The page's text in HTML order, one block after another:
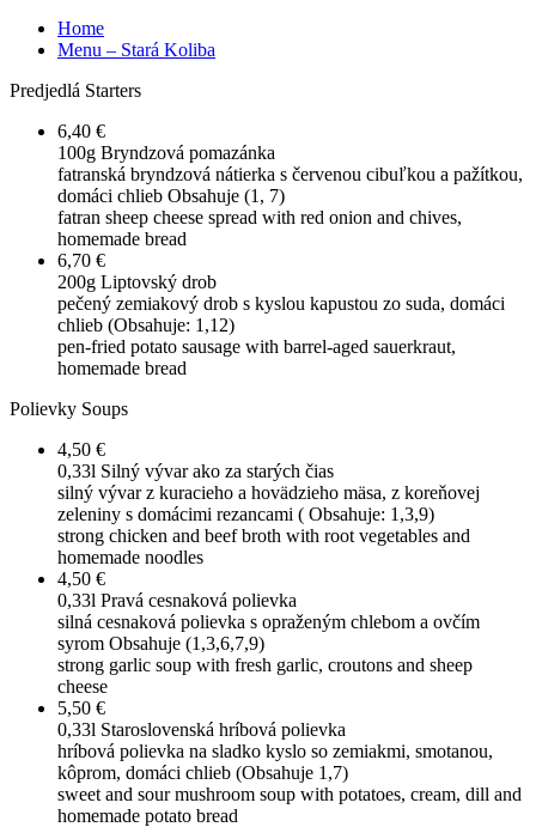
Home
Menu – Stará Koliba
Predjedlá Starters
6,40 €
100g Bryndzová pomazánka
fatranská bryndzová nátierka s červenou cibuľkou a pažítkou,
domáci chlieb Obsahuje (1, 7)
fatran sheep cheese spread with red onion and chives,
homemade bread
6,70 €
200g Liptovský drob
pečený zemiakový drob s kyslou kapustou zo suda, domáci
chlieb (Obsahuje: 1,12)
pen-fried potato sausage with barrel-aged sauerkraut,
homemade bread
Polievky Soups
4,50 €
0,33l Silný vývar ako za starých čias
silný vývar z kuracieho a hovädzieho mäsa, z koreňovej
zeleniny s domácimi rezancami ( Obsahuje: 1,3,9)
strong chicken and beef broth with root vegetables and
homemade noodles
4,50 €
0,33l Pravá cesnaková polievka
silná cesnaková polievka s opraženým chlebom a ovčím
syrom Obsahuje (1,3,6,7,9)
strong garlic soup with fresh garlic, croutons and sheep
cheese
5,50 €
0,33l Staroslovenská hríbová polievka
hríbová polievka na sladko kyslo so zemiakmi, smotanou,
kôprom, domáci chlieb (Obsahuje 1,7)
sweet and sour mushroom soup with potatoes, cream, dill and
homemade potato bread